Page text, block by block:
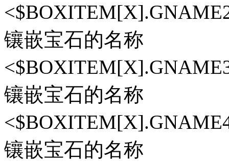
镶嵌宝石的名称
镶嵌宝石的名称
镶嵌宝石的名称